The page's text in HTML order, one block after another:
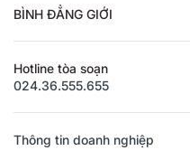
BÌNH ĐẲNG GIỚI
Hotline tòa soạn
024.36.555.655
Thông tin doanh nghiệp